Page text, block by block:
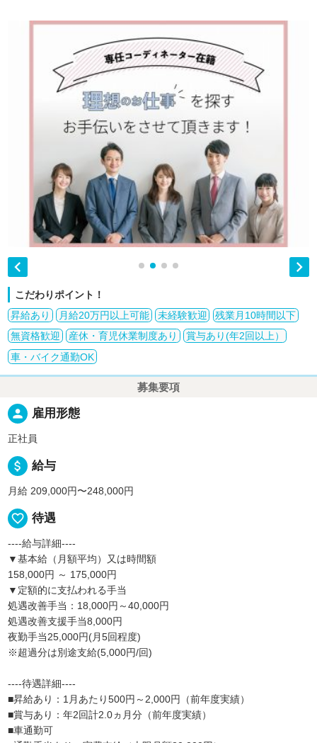
 
こだわりポイント！
昇給あり
月給20万円以上可能 未経験歓迎
残業月10時間以下
無資格歓迎
産休・育児休業制度あり
賞与あり(年2回以上）
車・バイク通勤OK
募集要項
person 雇用形態
正社員
attach_money 給与
月給 209,000円〜248,000円
favorite_border 待遇
----給与詳細----
▼基本給（月額平均）又は時間額
158,000円 ～ 175,000円
▼定額的に支払われる手当
処遇改善手当：18,000円～40,000円
処遇改善支援手当8,000円
夜勤手当25,000円(月5回程度)
※超過分は別途支給(5,000円/回)
----待遇詳細----
■昇給あり：1月あたり500円～2,000円（前年度実績）
■賞与あり：年2回計2.0ヵ月分（前年度実績）
■車通勤可